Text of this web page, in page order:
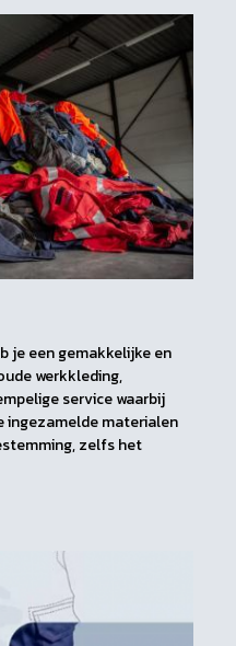
je een gemakkelijke en
werkkleding,
service waarbij
ingezamelde materialen
zelfs het